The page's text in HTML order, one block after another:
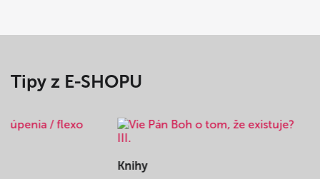
Tipy z E-SHOPU
Knihy